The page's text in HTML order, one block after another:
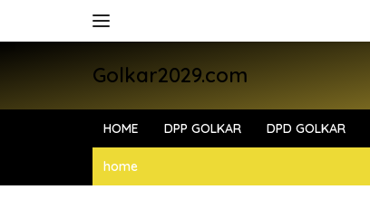
Golkar2029.com
HOME DPP GOLKAR DPD GOLKAR
home